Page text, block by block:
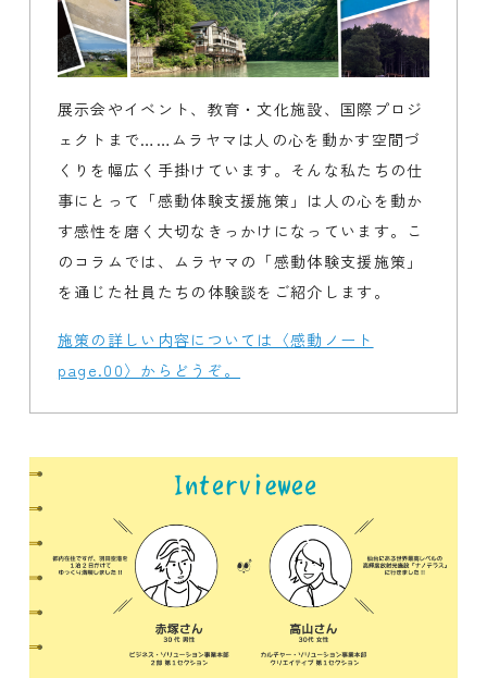
展示会やイベント、教育・文化施設、国際プロジ
ェクトまで……ムラヤマは人の心を動かす空間づ
くりを幅広く手掛けています。そんな私たちの仕
事にとって「感動体験支援施策」は人の心を動か
す感性を磨く大切なきっかけになっています。こ
のコラムでは、ムラヤマの「感動体験支援施策」
を通じた社員たちの体験談をご紹介します。
施策の詳しい内容については〈感動ノート
page.00〉からどうぞ。